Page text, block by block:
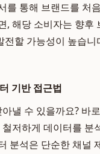
를 통해 브랜드를 처
, 해당 소비자는 향
할 가능성이 높습
기반 접근법
낼 수 있을까요? 바
저하게 데이터를
분석은 단순한 채널